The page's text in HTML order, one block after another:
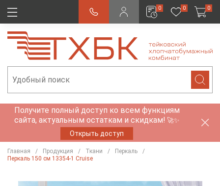
0 0 0
Получите полный доступ ко всем функциям
сайта, актуальным остаткам и скидкам! 🚀✨
Открыть доступ
Главная Продукция Ткани
Перкаль
Перкаль 150 см 13354-1 Cruise